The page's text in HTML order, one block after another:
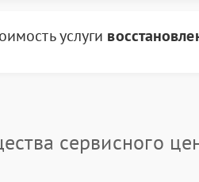
услуги
сервисного